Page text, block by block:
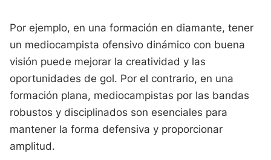
Por ejemplo, en una formación en diamante, tener
un mediocampista ofensivo dinámico con buena
visión puede mejorar la creatividad y las
oportunidades de gol. Por el contrario, en una
formación plana, mediocampistas por las bandas
robustos y disciplinados son esenciales para
mantener la forma defensiva y proporcionar
amplitud.